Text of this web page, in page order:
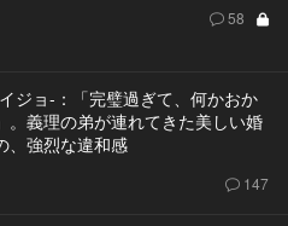
58
ジョ-：「完璧過ぎて、何かおか
。義理の弟が連れてきた美しい婚
、強烈な違和感
147